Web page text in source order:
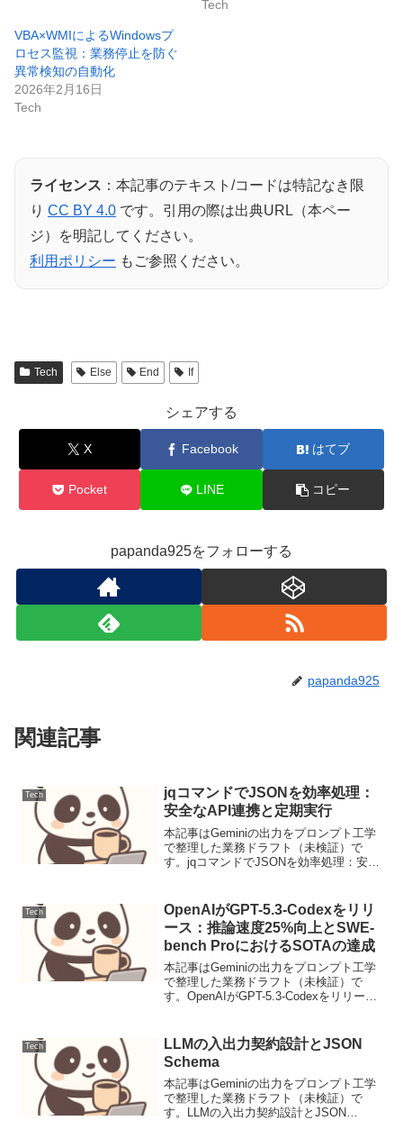
Tech
VBA×WMIによるWindowsプ
ロセス監視：業務停止を防ぐ
異常検知の自動化
2026年2月16日
Tech
ライセンス ：本記事のテキスト/コードは特記なき限
り CC BY 4.0 です。引用の際は出典URL（本ペー
ジ）を明記してください。
利用ポリシー もご参照ください。
Tech Else End If
シェアする
X Facebook はてブ
Pocket LINE コピー
papanda925をフォローする
papanda925
関連記事
Tech
jqコマンドでJSONを効率処理：
安全なAPI連携と定期実行
本記事はGeminiの出力をプロンプト工学
で整理した業務ドラフト（未検証）で
す。jqコマンドでJSONを効率処理：安全
析など、JSONデータの処理が日常的に...
Tech
OpenAIがGPT-5.3-Codexをリリ
ース：推論速度25%向上とSWE-
bench ProにおけるSOTAの達成
本記事はGeminiの出力をプロンプト工学
で整理した業務ドラフト（未検証）で
す。OpenAIがGPT-5.3-Codexをリリー
OpenAIは、ソフトウェ...
Tech
LLMの入出力契約設計とJSON
Schema
本記事はGeminiの出力をプロンプト工学
で整理した業務ドラフト（未検証）で
す。LLMの入出力契約設計とJSON